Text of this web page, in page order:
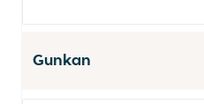
Gunkan